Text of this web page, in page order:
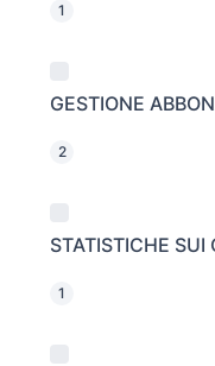
1
GESTIONE
2
STATISTICHE SUI
1